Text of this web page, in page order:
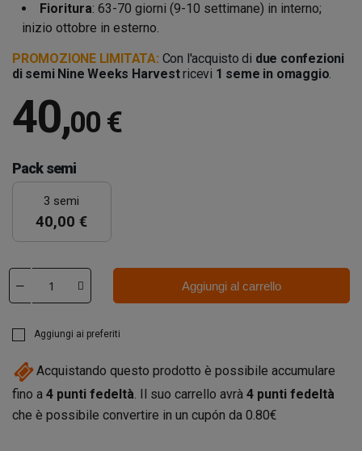
Fioritura: 63-70 giorni (9-10 settimane) in interno;
inizio ottobre in esterno.
PROMOZIONE LIMITATA: Con l'acquisto di due confezioni
di semi Nine Weeks Harvestricevi 1 seme in omaggio.
40,00 €
Pack semi
3 semi
40,00 €
Aggiungi al carrello
Aggiungi ai preferiti
Acquistando questo prodotto è possibile accumulare
fino a 4 punti fedeltà. Il suo carrello avrà 4 punti fedeltà
che è possibile convertire in un cupón da 0.80€